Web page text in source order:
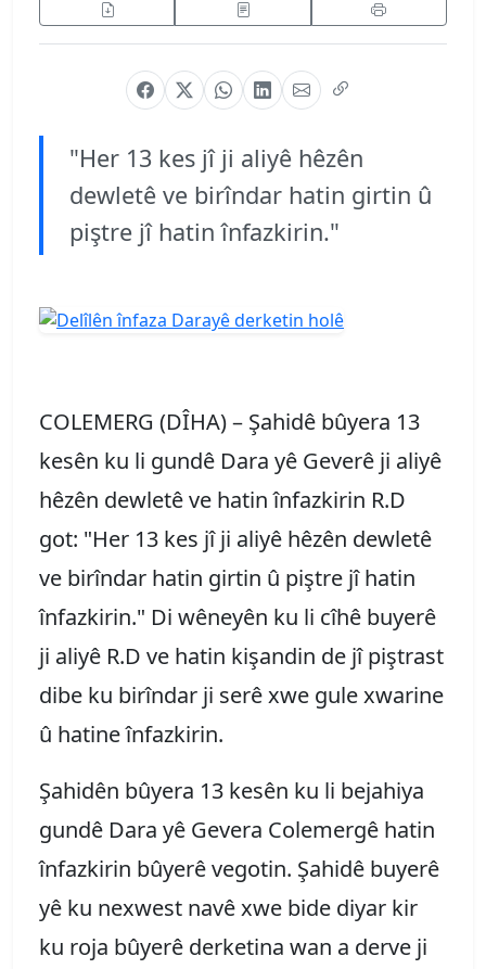
"Her 13 kes jî ji aliyê hêzên
dewletê ve birîndar hatin girtin û
piştre jî hatin înfazkirin."
COLEMERG (DÎHA) – Şahidê bûyera 13
kesên ku li gundê Dara yê Geverê ji aliyê
hêzên dewletê ve hatin înfazkirin R.D
got: "Her 13 kes jî ji aliyê hêzên dewletê
ve birîndar hatin girtin û piştre jî hatin
înfazkirin." Di wêneyên ku li cîhê buyerê
ji aliyê R.D ve hatin kişandin de jî piştrast
dibe ku birîndar ji serê xwe gule xwarine
û hatine înfazkirin.
Şahidên bûyera 13 kesên ku li bejahiya
gundê Dara yê Gevera Colemergê hatin
înfazkirin bûyerê vegotin. Şahidê buyerê
yê ku nexwest navê xwe bide diyar kir
ku roja bûyerê derketina wan a derve ji